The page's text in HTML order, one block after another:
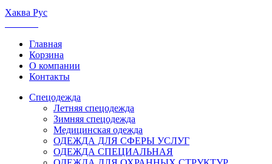
Хаква Рус
Главная
Корзина
О компании
Контакты
Спецодежда
Летняя спецодежда
Зимняя спецодежда
Медицинская одежда
ОДЕЖДА ДЛЯ СФЕРЫ УСЛУГ
ОДЕЖДА СПЕЦИАЛЬНАЯ